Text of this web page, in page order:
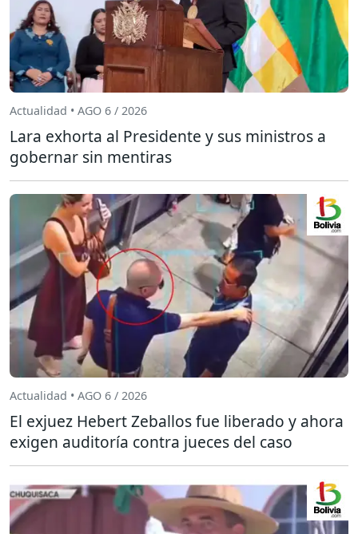
Actualidad • AGO 6 / 2026
Lara exhorta al Presidente y sus ministros a
gobernar sin mentiras
Actualidad • AGO 6 / 2026
El exjuez Hebert Zeballos fue liberado y ahora
exigen auditoría contra jueces del caso